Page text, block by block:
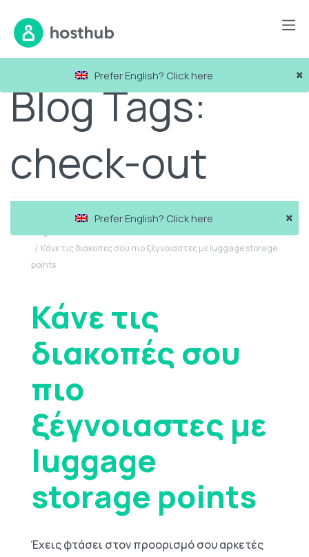
×
Prefer English? Click here
Blog Tags:
check-out
×
Prefer English? Click here
Κάνε τις διακοπές σου πιο ξέγνοιαστες με luggage storage
points
Κάνε τις
διακοπές σου
πιο
ξέγνοιαστες με
luggage
storage points
Έχεις φτάσει στον προορισμό σου αρκετές